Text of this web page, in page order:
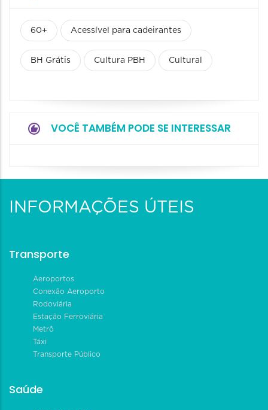
60+ Acessível para cadeirantes
BH Grátis Cultura PBH Cultural
VOCÊ TAMBÉM PODE SE INTERESSAR
INFORMAÇÕES ÚTEIS
Transporte
Aeroportos
Conexão Aeroporto
Rodoviária
Estação Ferroviária
Metrô
Táxi
Transporte Público
Saúde